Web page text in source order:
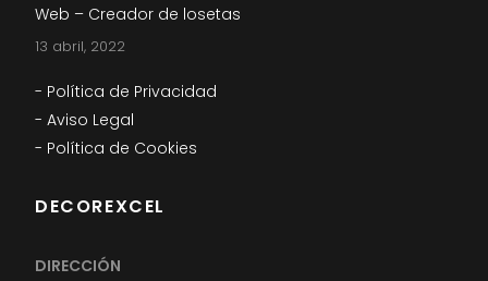
Web – Creador de losetas
13 abril, 2022
- Política de Privacidad
- Aviso Legal
- Política de Cookies
DECOREXCEL
DIRECCIÓN